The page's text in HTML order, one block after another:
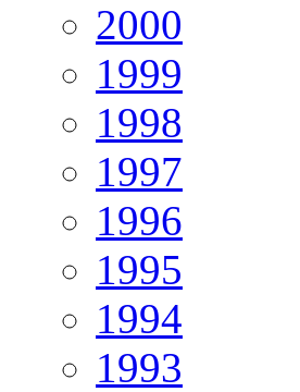
2000
1999
1998
1997
1996
1995
1994
1993